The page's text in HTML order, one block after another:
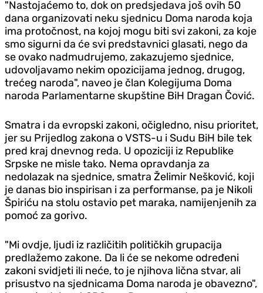
"Nastojaćemo to, dok on predsjedava još ovih 50
dana organizovati neku sjednicu Doma naroda koja
ima protočnost, na kojoj mogu biti svi zakoni, za koje
smo sigurni da će svi predstavnici glasati, nego da
se ovako nadmudrujemo, zakazujemo sjednice,
udovoljavamo nekim opozicijama jednog, drugog,
trećeg naroda", naveo je član Kolegijuma Doma
naroda Parlamentarne skupštine BiH Dragan Čović.
Smatra i da evropski zakoni, očigledno, nisu prioritet,
jer su Prijedlog zakona o VSTS-u i Sudu BiH bile tek
pred kraj dnevnog reda. U opoziciji iz Republike
Srpske ne misle tako. Nema opravdanja za
nedolazak na sjednice, smatra Želimir Nešković, koji
je danas bio inspirisan i za performanse, pa je Nikoli
Špiriću na stolu ostavio pet maraka, namijenjenih za
pomoć za gorivo.
"Mi ovdje, ljudi iz različitih političkih grupacija
predlažemo zakone. Da li će se nekome određeni
zakoni svidjeti ili neće, to je njihova lična stvar, ali
prisustvo na sjednicama Doma naroda je obavezno",